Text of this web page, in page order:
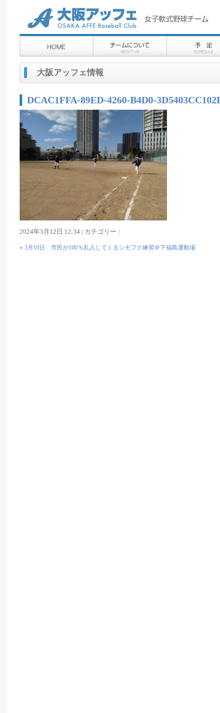
大阪アッフェ情報
DCAC1FFA-89ED-4260-B4D0-
2024年3月12日 12:34 | カテゴリー：
« 3月10日 市民が100％乱入してくるシモフク練習＠下福島運動場